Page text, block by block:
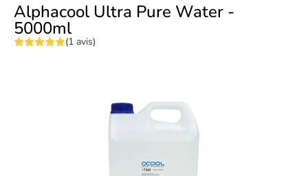
Alphacool Ultra Pure Water -
5000ml
(1 avis)